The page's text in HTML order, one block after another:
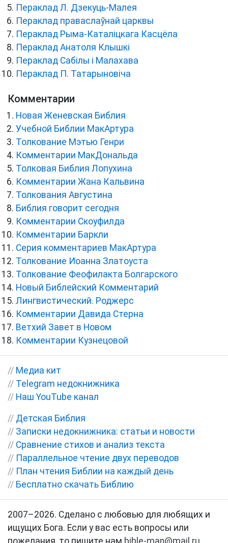
Пераклад Л. Дзекуць-Малея
Пераклад праваслаўнай царквы
Пераклад Рыма-Каталіцкага Касцёла
Пераклад Анатоля Клышкi
Пераклад Сабілы і Малахава
Пераклад П. Татарыновіча
Комментарии
Новая Женевская Библия
Учебной Библии МакАртура
Толкование Мэтью Генри
Комментарии МакДональда
Толковая Библия Лопухина
Комментарии Жана Кальвина
Толкования Августина
Библия говорит сегодня
Комментарии Скоуфилда
Комментарии Баркли
Серия комментариев МакАртура
Толкование Иоанна Златоуста
Толкование Феофилакта Болгарского
Новый Библейский Комментарий
Лингвистический. Роджерс
Комментарии Давида Стерна
Ветхий Завет в Новом
Комментарии Кузнецовой
// Медиа кит
// Telegram недокнижника
// Наш YouTube канал
// Детская Библия
// Записки недокнижника: статьи и новости
// Сравнение стихов и анализ текста
// Параллельное чтение двух переводов
// План чтения Библии на каждый день
// Бесплатно скачать Библию
2007–2026. Сделано с любовью для любящих и
ищущих Бога. Если у вас есть вопросы или
пожелания, то пишите нам bible-man@mail.ru